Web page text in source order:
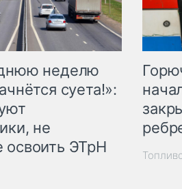
неделю
суета!»:
не
освоить ЭТрН